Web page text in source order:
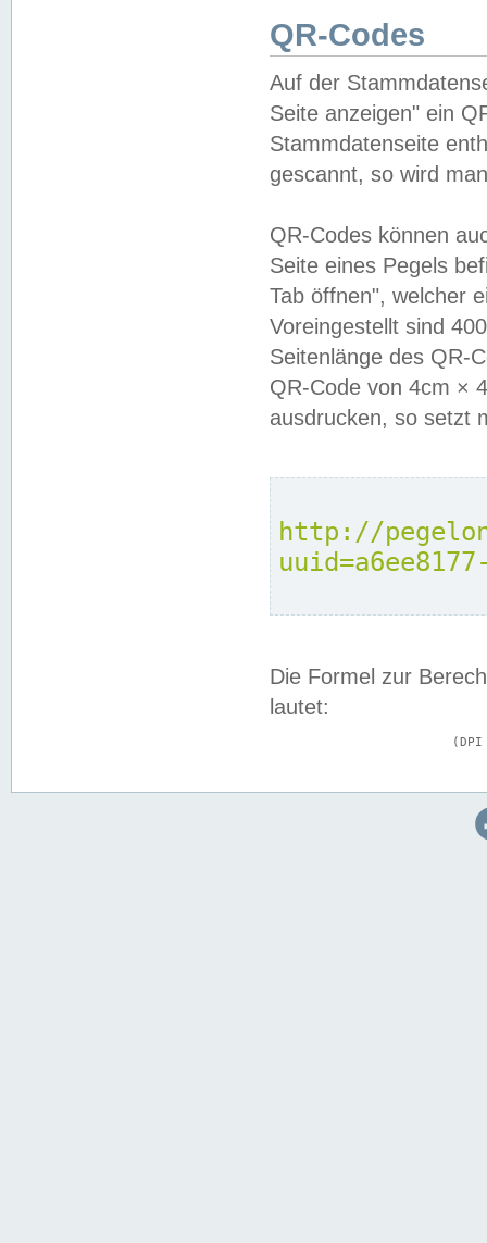
QR-Codes
Auf der
Seite anzeigen" ein
Stammdatenseite
gescannt, so wird
QR-Codes können
Seite eines Pegels
Tab öffnen", welcher
Voreingestellt sind
Seitenlänge des QR-
QR-Code von 4cm ×
ausdrucken, so setzt
http://
Die Formel zur
lautet: